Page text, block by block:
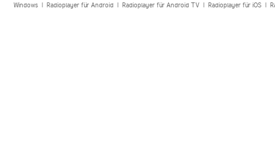
Windows| Radioplayer für Android| Radioplayer für Android TV| Radioplayer für iOS|